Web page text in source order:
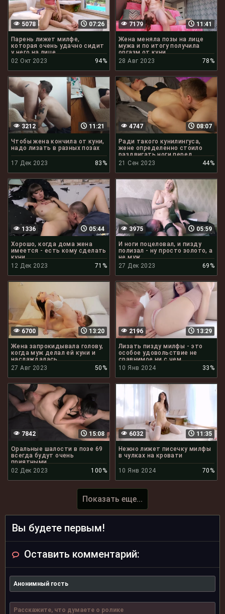
07:26
5078
Парень лижет милфе,
которая очень удачно сидит
у него на лице
02 Окт 2023
94%
11:41
7179
Жена меняла позы на лице
мужа и по итогу получила
оргазм от куни
28 Авг 2023
78%
11:21
3212
Чтобы жена кончила от куни,
надо лизать в разных позах
17 Дек 2023 83%
08:07
4747
Ради такого кунилингуса,
жене определенно стоило
раздвигать ноги перед
мужем
21 Сен 2023 44%
05:44
1336
Хорошо, когда дома жена
имеется - есть кому сделать
куни
12 Дек 2023
71%
05:59
3975
И ноги поцеловал, и пизду
полизал - ну просто золото, а
не муж
27 Дек 2023
69%
13:20
6700
Жена запрокидывала голову,
когда муж делал ей куни и
наслаждалась
27 Авг 2023
50%
13:29
2196
Лизать пизду милфы - это
особое удовольствие не
сравнимое ни с чем
10 Янв 2024
33%
15:08
7842
Оральные шалости в позе 69
всегда будут очень
приятными
02 Дек 2023
100%
11:35
6032
Нежно лижет писечку милфы
в чулках на кровати
10 Янв 2024 70%
Показать еще...
Вы будете первым!
Оставить комментарий: